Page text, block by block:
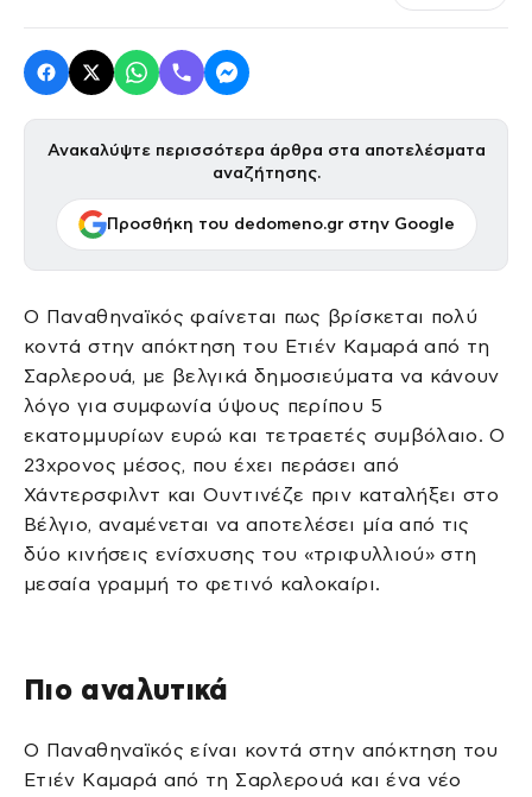
Ανακαλύψτε περισσότερα άρθρα στα αποτελέσματα
αναζήτησης.
Προσθήκη του dedomeno.gr στην Google
Ο Παναθηναϊκός φαίνεται πως βρίσκεται πολύ
κοντά στην απόκτηση του Ετιέν Καμαρά από τη
Σαρλερουά, με βελγικά δημοσιεύματα να κάνουν
λόγο για συμφωνία ύψους περίπου 5
εκατομμυρίων ευρώ και τετραετές συμβόλαιο. Ο
23χρονος μέσος, που έχει περάσει από
Χάντερσφιλντ και Ουντινέζε πριν καταλήξει στο
Βέλγιο, αναμένεται να αποτελέσει μία από τις
δύο κινήσεις ενίσχυσης του «τριφυλλιού» στη
μεσαία γραμμή το φετινό καλοκαίρι.
Πιο αναλυτικά
Ο Παναθηναϊκός είναι κοντά στην απόκτηση του
Ετιέν Καμαρά από τη Σαρλερουά και ένα νέο